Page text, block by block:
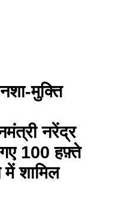
मुक्ति
नरेंद्र
गए 100 हफ़्ते
में शामिल